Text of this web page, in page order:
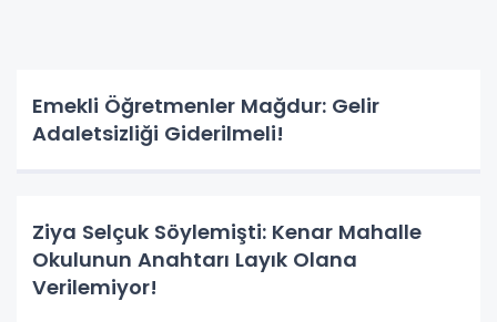
Emekli Öğretmenler Mağdur: Gelir
Adaletsizliği Giderilmeli!
Ziya Selçuk Söylemişti: Kenar Mahalle
Okulunun Anahtarı Layık Olana
Verilemiyor!